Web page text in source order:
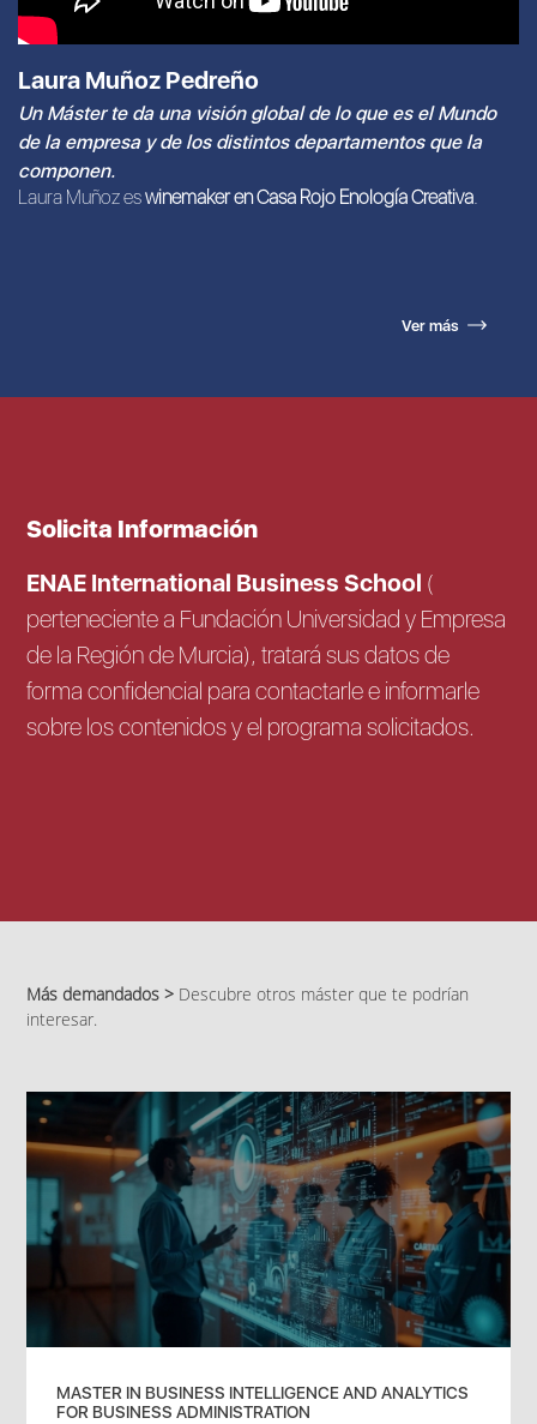
Laura Muñoz Pedreño
Un Máster te da una visión global de lo que es el Mundo
de la empresa y de los distintos departamentos que la
componen.
Laura Muñoz eswinemaker en Casa Rojo Enología Creativa.
Ver más
Solicita Información
ENAE International Business School (
perteneciente a Fundación Universidad y Empresa
de la Región de Murcia), tratará sus datos de
forma confidencial para contactarle e informarle
sobre los contenidos y el programa solicitados.
Más demandados > Descubre otros máster que te podrían
interesar.
MASTER IN BUSINESS INTELLIGENCE AND ANALYTICS
FOR BUSINESS ADMINISTRATION